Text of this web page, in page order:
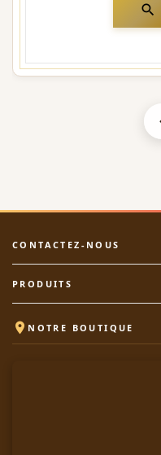
search
CONTACTEZ-NOUS
PRODUITS
 NOTRE BOUTIQUE